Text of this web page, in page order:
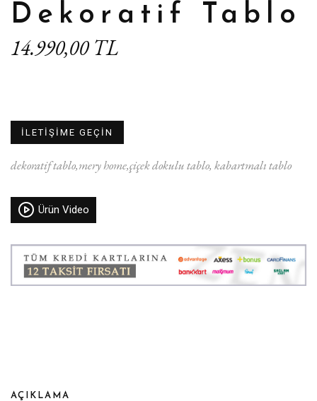
Dekoratif Tablo
14.990,00 TL
İLETİŞİME GEÇİN
dekoratif tablo mery homeçiçek dokulu tablo kabartmalı tablo
Ürün Video
AÇIKLAMA